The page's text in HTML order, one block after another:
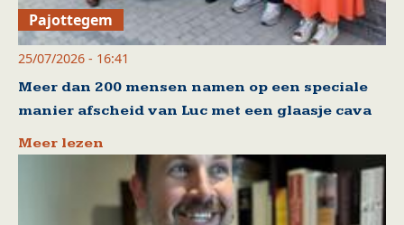
Pajottegem
25/07/2026 - 16:41
Meer dan 200 mensen namen op een speciale
manier afscheid van Luc met een glaasje cava
Meer lezen